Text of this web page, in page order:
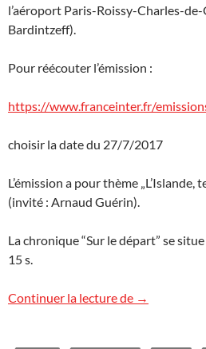
l’aéroport Paris-Roissy-Charles-
Bardintzeff).
Pour réécouter l’émission :
https://www.franceinter.fr/
choisir la date du 27/7/2017
L’émission a pour thème „L’Islande,
(invité : Arnaud Guérin).
La chronique “Sur le départ” se
15 s.
Continuer la lecture de France Inter
→